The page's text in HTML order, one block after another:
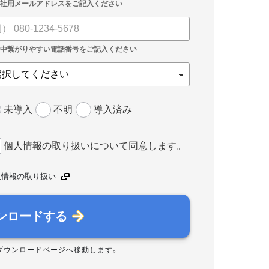
未導入 不明 導入済み
個人情報の取り扱いについて同意します。
報の取り扱い
ロードする
ウンロードページへ移動します。